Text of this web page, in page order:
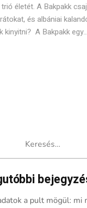
életét. A Bakpakk
és albániai
kinyitni? A Bakpakk egy...
a pult mögül: mi